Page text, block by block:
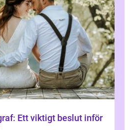
Ett viktigt beslut inför